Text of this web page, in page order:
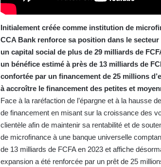
Initialement créée comme institution de
CCA Bank renforce sa position dans le
un capital social de plus de 29 milliards de
un bénéfice estimé à près de 13 milliards de
confortée par un financement de 25 millions
à accroître le financement des petites et
Face à la raréfaction de l’épargne et à la hausse
de financement en misant sur la croissance des
clientèle afin de maintenir sa rentabilité et de
de microfinance à une banque universelle
de 13 milliards de FCFA en 2023 et affiche
expansion a été renforcée par un prêt de 25